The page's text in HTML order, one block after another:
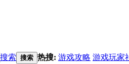
搜索 搜索 热搜: 游戏攻略 游戏玩家